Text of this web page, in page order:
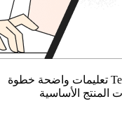
توفر أدلة الفيديو الخاصة بـ Tenorshare تعليمات واضحة خطوة
الأساسية